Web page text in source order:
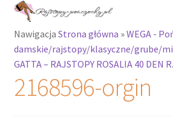
Przejdź
nawigacji
Przejdź
treści
Rajstopy
Rozwiń
menu
potomne
Nawigacja Strona główna »WEGA -
damskie/rajstopy/klasyczne/grube/
GATTA – RAJSTOPY ROSALIA 40 DEN
2168596-orgin